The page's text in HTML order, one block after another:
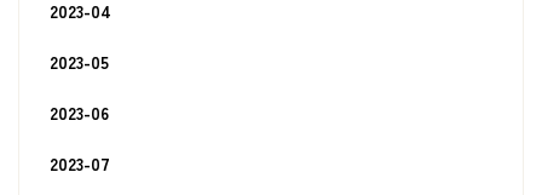
2023-04
2023-05
2023-06
2023-07